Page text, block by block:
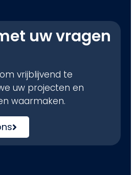
uw vragen
vrijblijvend te
uw projecten en
waarmaken.